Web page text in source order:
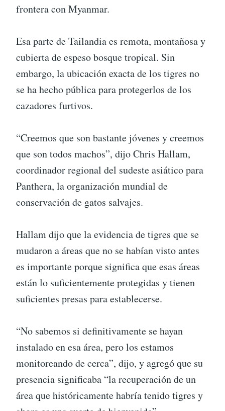
frontera con Myanmar.
Esa parte de Tailandia es remota, montañosa y
cubierta de espeso bosque tropical. Sin
embargo, la ubicación exacta de los tigres no
se ha hecho pública para protegerlos de los
cazadores furtivos.
“Creemos que son bastante jóvenes y creemos
que son todos machos”, dijo Chris Hallam,
coordinador regional del sudeste asiático para
Panthera, la organización mundial de
conservación de gatos salvajes.
Hallam dijo que la evidencia de tigres que se
mudaron a áreas que no se habían visto antes
es importante porque significa que esas áreas
están lo suficientemente protegidas y tienen
suficientes presas para establecerse.
“No sabemos si definitivamente se hayan
instalado en esa área, pero los estamos
monitoreando de cerca”, dijo, y agregó que su
presencia significaba “la recuperación de un
área que históricamente habría tenido tigres y